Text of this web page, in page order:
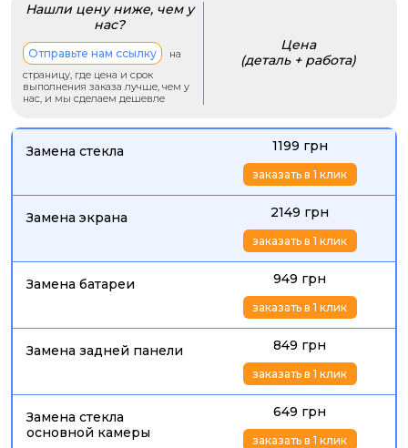
Нашли цену ниже, чем у
нас?
Отправьте нам ссылку
на
страницу, где цена и срок
выполнения заказа лучше, чем у
нас, и мы сделаем дешевле
Цена
(деталь + работа)
Замена стекла 1199 грн
заказать в 1 клик
Замена экрана 2149 грн
заказать в 1 клик
Замена батареи 949 грн
заказать в 1 клик
Замена задней панели 849 грн
заказать в 1 клик
Замена стекла
основной камеры
649 грн
заказать в 1 клик